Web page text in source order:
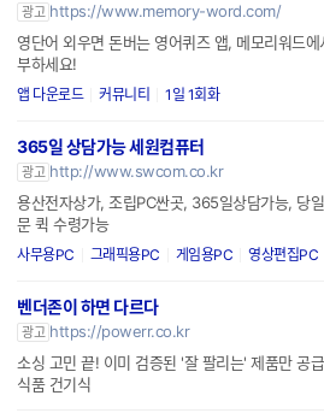
광고 https://www.memory-word.com/
영단어 외우면 돈버는 영어퀴즈 앱, 메모리워드
부하세요!
앱 다운로드 커뮤니티 1일 1회화
365일 상담가능 세원컴퓨터
광고 http://www.swcom.co.kr
용산전자상가, 조립PC싼곳, 365일상담가능, 당
문 퀵 수령가능
사무용PC 그래픽용PC 게임용PC 영상편집PC
벤더존이 하면 다르다
광고 https://powerr.co.kr
소싱 고민 끝! 이미 검증된 '잘 팔리는' 제품만 공
식품 건기식